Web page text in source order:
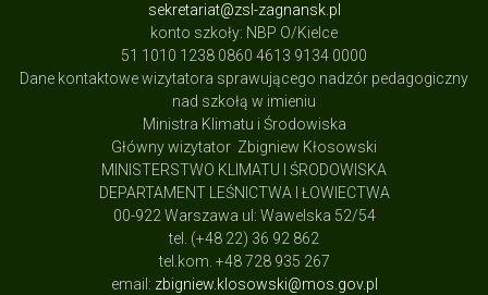
sekretariat@zsl-zagnansk.pl
konto szkoły: NBP O/Kielce
51 1010 1238 0860 4613 9134 0000
Dane kontaktowe wizytatora sprawującego nadzór pedagogiczny
nad szkołą w imieniu
Ministra Klimatu i Środowiska
Główny wizytator Zbigniew Kłosowski
MINISTERSTWO KLIMATU I ŚRODOWISKA
DEPARTAMENT LEŚNICTWA I ŁOWIECTWA
00-922 Warszawa ul: Wawelska 52/54
tel. (+48 22) 36 92 862
tel.kom. +48 728 935 267
email: zbigniew.klosowski@mos.gov.pl